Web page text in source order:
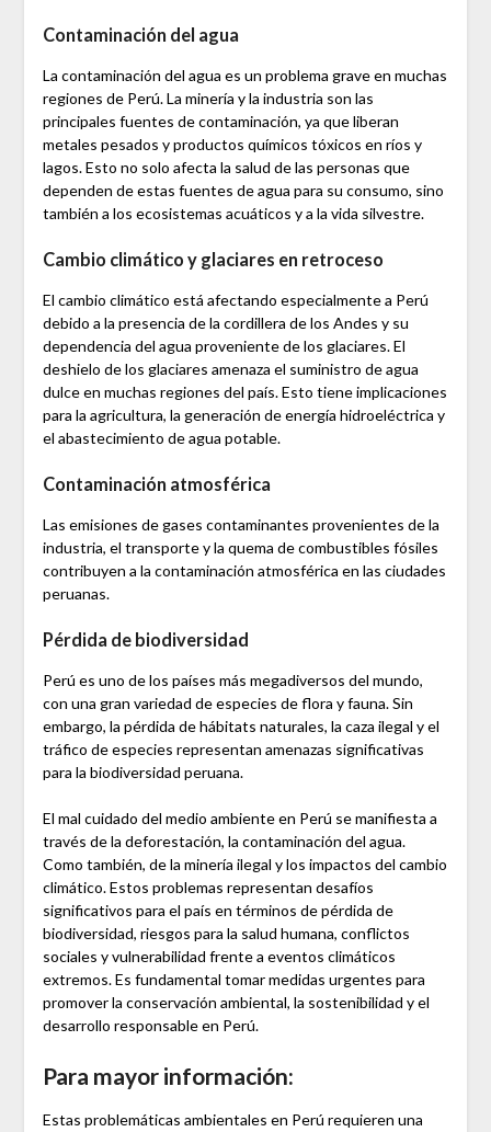
Contaminación del agua
La contaminación del agua es un problema grave en muchas
regiones de Perú. La minería y la industria son las
principales fuentes de contaminación, ya que liberan
metales pesados y productos químicos tóxicos en ríos y
lagos. Esto no solo afecta la salud de las personas que
dependen de estas fuentes de agua para su consumo, sino
también a los ecosistemas acuáticos y a la vida silvestre.
Cambio climático y glaciares en retroceso
El cambio climático está afectando especialmente a Perú
debido a la presencia de la cordillera de los Andes y su
dependencia del agua proveniente de los glaciares. El
deshielo de los glaciares amenaza el suministro de agua
dulce en muchas regiones del país. Esto tiene implicaciones
para la agricultura, la generación de energía hidroeléctrica y
el abastecimiento de agua potable.
Contaminación atmosférica
Las emisiones de gases contaminantes provenientes de la
industria, el transporte y la quema de combustibles fósiles
contribuyen a la contaminación atmosférica en las ciudades
peruanas.
Pérdida de biodiversidad
Perú es uno de los países más megadiversos del mundo,
con una gran variedad de especies de flora y fauna. Sin
embargo, la pérdida de hábitats naturales, la caza ilegal y el
tráfico de especies representan amenazas significativas
para la biodiversidad peruana.
El mal cuidado del medio ambiente en Perú se manifiesta a
través de la deforestación, la contaminación del agua.
Como también, de la minería ilegal y los impactos del cambio
climático. Estos problemas representan desafíos
significativos para el país en términos de pérdida de
biodiversidad, riesgos para la salud humana, conflictos
sociales y vulnerabilidad frente a eventos climáticos
extremos. Es fundamental tomar medidas urgentes para
promover la conservación ambiental, la sostenibilidad y el
desarrollo responsable en Perú.
Para mayor información:
Estas problemáticas ambientales en Perú requieren una